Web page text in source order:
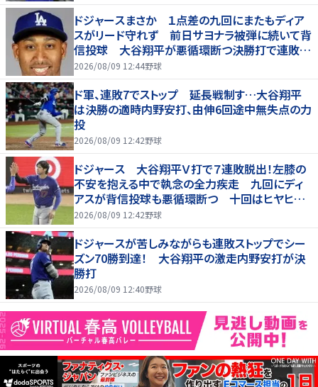
ドジャースまさか １点差の九回にまたもディア
スがリード守れず 前日サヨナラ被弾に続いて背
信投球 大谷翔平が悪循環断つ決勝打で連敗は
７でストップ
2026/08/09 12:44野球
ド軍、連敗7でストップ 延長戦制す…大谷翔平
は決勝の適時内野安打、由伸6回途中無失点の力
投
2026/08/09 12:42野球
ドジャース 大谷翔平Ｖ打で７連敗脱出！左膝の
不安を抱える中で執念の全力疾走 九回にディ
アスが背信投球も悪循環断つ 十回はヒヤヒヤ
もリード守る
2026/08/09 12:42野球
ドジャースが苦しみながらも連敗ストップでシー
ズン70勝到達！ 大谷翔平の激走内野安打が決
勝打
2026/08/09 12:40野球